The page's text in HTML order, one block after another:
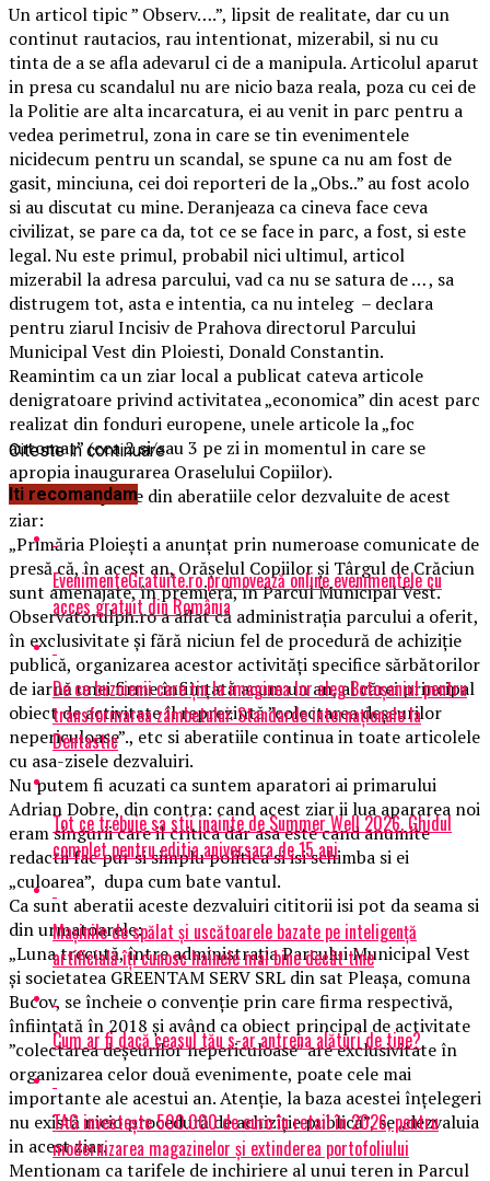
Un articol tipic ” Observ….”, lipsit de realitate, dar cu un
continut rautacios, rau intentionat, mizerabil, si nu cu
tinta de a se afla adevarul ci de a manipula. Articolul aparut
in presa cu scandalul nu are nicio baza reala, poza cu cei de
la Politie are alta incarcatura, ei au venit in parc pentru a
vedea perimetrul, zona in care se tin evenimentele
nicidecum pentru un scandal, se spune ca nu am fost de
gasit, minciuna, cei doi reporteri de la „Obs..” au fost acolo
si au discutat cu mine. Deranjeaza ca cineva face ceva
civilizat, se pare ca da, tot ce se face in parc, a fost, si este
legal. Nu este primul, probabil nici ultimul, articol
mizerabil la adresa parcului, vad ca nu se satura de … , sa
distrugem tot, asta e intentia, ca nu inteleg – declara
pentru ziarul Incisiv de Prahova directorul Parcului
Municipal Vest din Ploiesti, Donald Constantin.
Reamintim ca un ziar local a publicat cateva articole
denigratoare privind activitatea „economica” din acest parc
realizat din fonduri europene, unele articole la „foc
automat” (cca 2 si/sau 3 pe zi in momentul in care se
apropia inaugurarea Oraselului Copiilor).
Iata doar o parte din aberatiile celor dezvaluite de acest
ziar:
„Primăria Ploiești a anunțat prin numeroase comunicate de
presă că, în acest an, Orășelul Copiilor și Târgul de Crăciun
sunt amenajate, în premieră, în Parcul Municipal Vest.
Observatorulph.ro a aflat că administrația parcului a oferit,
în exclusivitate și fără niciun fel de procedură de achiziție
publică, organizarea acestor activități specifice sărbătorilor
de iarnă unei firme înființată acum un an, al cărei principal
obiect de activitate îl reprezintă ”colectarea deșeurilor
nepericuloase”., etc si aberatiile continua in toate articolele
cu asa-zisele dezvaluiri.
Nu putem fi acuzati ca suntem aparatori ai primarului
Adrian Dobre, din contra: cand acest ziar ii lua apararea noi
eram singurii care il critica dar asa este cand anumite
redactii fac pur si simplu politica si isi schimba si ei
„culoarea”, dupa cum bate vantul.
Ca sunt aberatii aceste dezvaluiri cititorii isi pot da seama si
din urmatoarele:
„Luna trecută, între administrația Parcului Municipal Vest
și societatea GREENTAM SERV SRL din sat Pleașa, comuna
Bucov, se încheie o convenție prin care firma respectivă,
înființată în 2018 și având ca obiect principal de activitate
”colectarea deșeurilor nepericuloase” are exclusivitate în
organizarea celor două evenimente, poate cele mai
importante ale acestui an. Atenție, la baza acestei înțelegeri
nu există nicio procedură de achiziție publică”, se „dezvaluia
in acest ziar.
Mentionam ca tarifele de inchiriere al unui teren in Parcul
Citeste in continuare
Iti recomandam
EvenimenteGratuite.ro promovează online evenimentele cu
acces gratuit din România
De ce buzoienii care țin la imaginea lor aleg Botoșaniul pentru
transformarea zâmbetului: Standarde internaționale la
Dentastic
Tot ce trebuie sa stii inainte de Summer Well 2026. Ghidul
complet pentru editia aniversara de 15 ani
Mașinile de spălat și uscătoarele bazate pe inteligență
artificială îți cunosc hainele mai bine decât tine
Cum ar fi dacă ceasul tău s-ar antrena alături de tine?
TAG investește 500.000 de euro în retail în 2026, pentru
modernizarea magazinelor și extinderea portofoliului